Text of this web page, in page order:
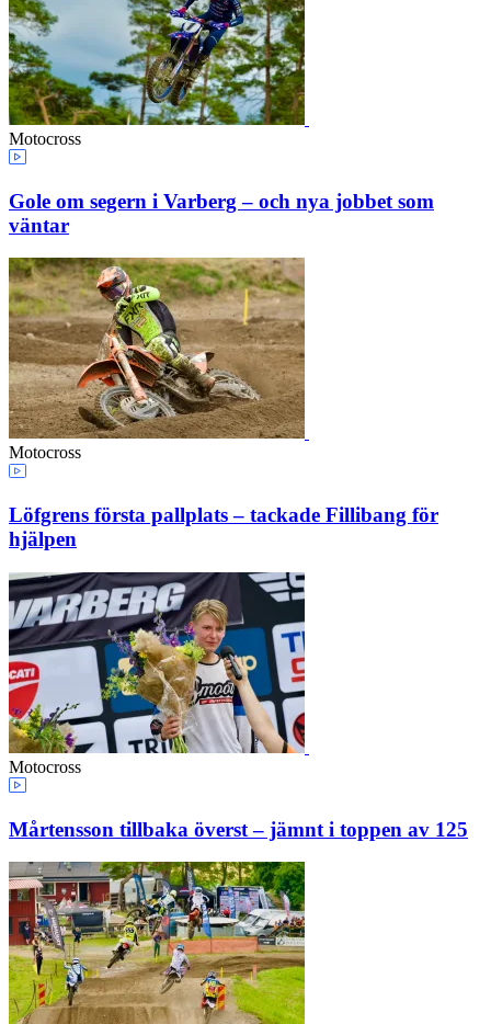
Motocross
Gole om segern i Varberg – och nya jobbet som
väntar
Motocross
Löfgrens första pallplats – tackade Fillibang för
hjälpen
Motocross
Mårtensson tillbaka överst – jämnt i toppen av 125